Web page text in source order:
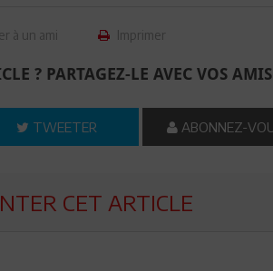
à un ami Imprimer
? PARTAGEZ-LE AVEC VOS
TWEETER ABONNEZ-
CET ARTICLE